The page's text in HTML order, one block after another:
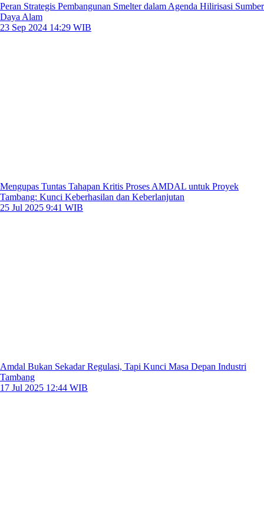
Peran Strategis Pembangunan Smelter dalam Agenda Hilirisasi Sumber
Daya Alam
23 Sep 2024 14:29 WIB
Mengupas Tuntas Tahapan Kritis Proses AMDAL untuk Proyek
Tambang: Kunci Keberhasilan dan Keberlanjutan
25 Jul 2025 9:41 WIB
Amdal Bukan Sekadar Regulasi, Tapi Kunci Masa Depan Industri
Tambang
17 Jul 2025 12:44 WIB